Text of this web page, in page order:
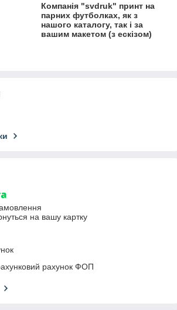
Компанія "svdruk" принт на
парних футболках, як з
нашого каталогу, так і за
вашим макетом (з ескізом)
на вашу картку
рахунок ФОП